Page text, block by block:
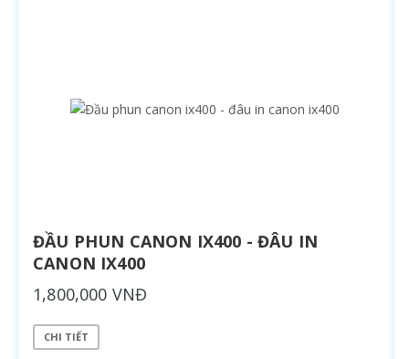
ĐẦU PHUN CANON IX400 - ĐÂU IN
CANON IX400
1,800,000 VNĐ
CHI TIẾT